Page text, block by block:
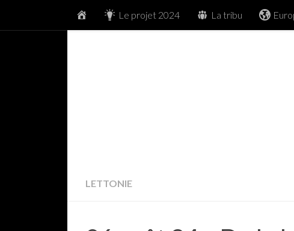
Skip to content Accueil Le projet 2024 La tribu
LETTONIE